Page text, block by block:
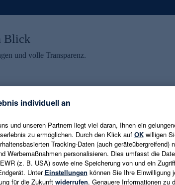
Blick
und volle Transparenz.
Trends,
ist jederzeit in
E-Mail-Adresse eingeben
Es gelten die Datenschutzrichtlinien